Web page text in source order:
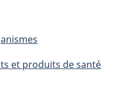
et produits de santé